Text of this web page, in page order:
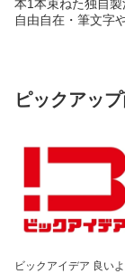
本1本束ねた独自
自由自在・筆文字
ピックアッ
ビックアイデア 良いよ